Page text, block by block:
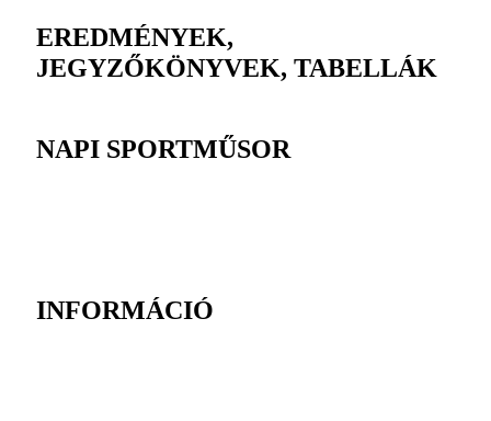
EREDMÉNYEK,
JEGYZŐKÖNYVEK, TABELLÁK
NAPI SPORTMŰSOR
INFORMÁCIÓ